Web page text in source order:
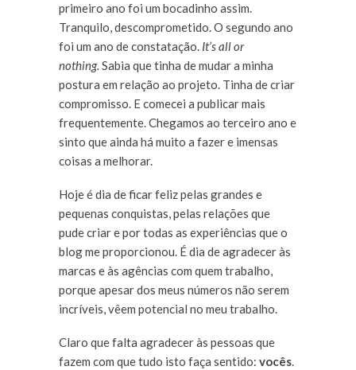
primeiro ano foi um bocadinho assim.
Tranquilo, descomprometido. O segundo ano
foi um ano de constatação. It’s all or
nothing. Sabia que tinha de mudar a minha
postura em relação ao projeto. Tinha de criar
compromisso. E comecei a publicar mais
frequentemente. Chegamos ao terceiro ano e
sinto que ainda há muito a fazer e imensas
coisas a melhorar.
Hoje é dia de ficar feliz pelas grandes e
pequenas conquistas, pelas relações que
pude criar e por todas as experiências que o
blog me proporcionou. É dia de agradecer às
marcas e às agências com quem trabalho,
porque apesar dos meus números não serem
incríveis, vêem potencial no meu trabalho.
Claro que falta agradecer às pessoas que
fazem com que tudo isto faça sentido: vocês.